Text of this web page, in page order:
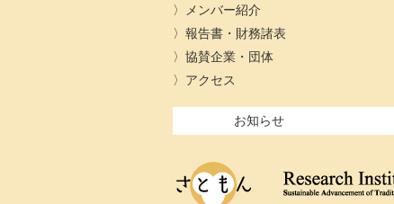
メンバー紹介
報告書・財務諸表
協賛企業・団体
アクセス
お知らせ